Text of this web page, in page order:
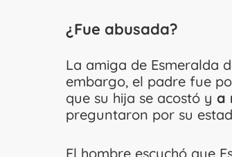
¿Fue abusada?
La amiga de Esmeralda
embargo, el padre fue
que su hija se acostó y a
preguntaron por su
El hombre escuchó que